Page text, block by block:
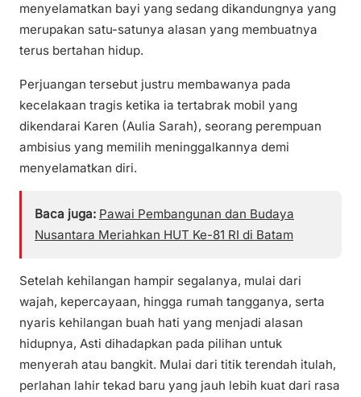
menyelamatkan bayi yang sedang dikandungnya yang
merupakan satu-satunya alasan yang membuatnya
terus bertahan hidup.
Perjuangan tersebut justru membawanya pada
kecelakaan tragis ketika ia tertabrak mobil yang
dikendarai Karen (Aulia Sarah), seorang perempuan
ambisius yang memilih meninggalkannya demi
menyelamatkan diri.
Baca juga: Pawai Pembangunan dan Budaya
Nusantara Meriahkan HUT Ke-81 RI di Batam
Setelah kehilangan hampir segalanya, mulai dari
wajah, kepercayaan, hingga rumah tangganya, serta
nyaris kehilangan buah hati yang menjadi alasan
hidupnya, Asti dihadapkan pada pilihan untuk
menyerah atau bangkit. Mulai dari titik terendah itulah,
perlahan lahir tekad baru yang jauh lebih kuat dari rasa